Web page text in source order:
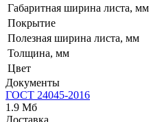
Габаритная ширина листа, мм
Покрытие
Полезная ширина листа, мм
Толщина, мм
Цвет
Документы
ГОСТ 24045-2016
1.9 Мб